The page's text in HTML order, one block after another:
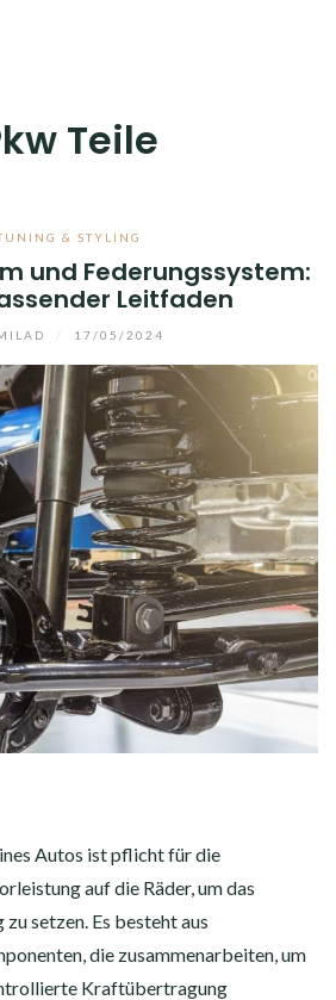
Teile
& STYLING
und Federungssystem:
Leitfaden
17/05/2024
Autos ist pflicht für die
auf die Räder, um das
setzen. Es besteht aus
die zusammenarbeiten, um
Kraftübertragung